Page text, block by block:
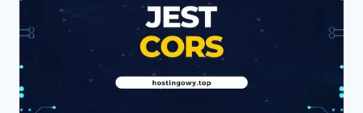
CHMURZE